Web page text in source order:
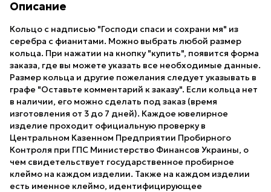
Описание
Кольцо с надписью "Господи спаси и сохрани мя" из
серебра с фианитами. Можно выбрать любой размер
кольца. При нажатии на кнопку "купить", появится форма
заказа, где вы можете указать все необходимые данные.
Размер кольца и другие пожелания следует указывать в
графе "Оставьте комментарий к заказу". Если кольца нет
в наличии, его можно сделать под заказ (время
изготовления от 3 до 7 дней). Каждое ювелирное
изделие проходит официальную проверку в
Центральном Казенном Предприятии Пробирного
Контроля при ГПС Министерство Финансов Украины, о
чем свидетельствует государственное пробирное
клеймо на каждом изделии. Также на каждом изделии
есть именное клеймо, идентифицирующее